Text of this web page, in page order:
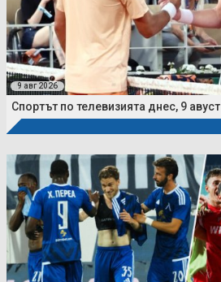
9 авг 2026
Спортът по телевизията днес, 9 авуст